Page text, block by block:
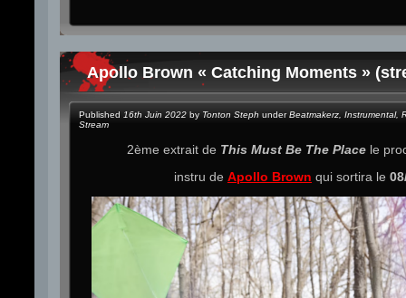
Apollo Brown « Catching Moments »
Published 16th Juin 2022 by Tonton Steph underBeatmakerz Instrumental,
Stream
2ème extrait de This Must Be The Place le
instru de Apollo Brown qui sortira le